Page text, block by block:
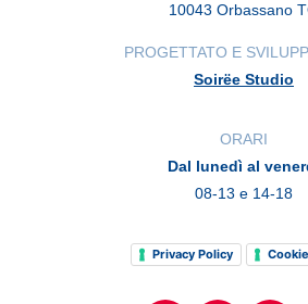
10043 Orbassano
PROGETTATO E
Soirëe Studio
ORARI
Dal lunedì al
08-13 e 14-18
Privacy Policy